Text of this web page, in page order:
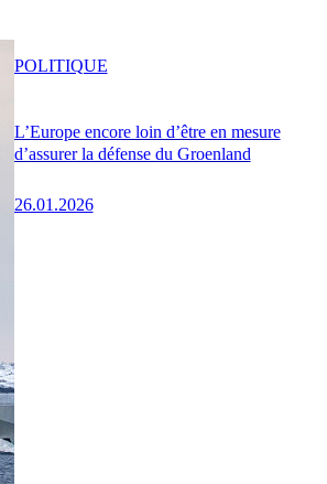
L’Europe encore loin d’être en mesure
d’assurer la défense du Groenland
26.01.2026
POLITIQUE